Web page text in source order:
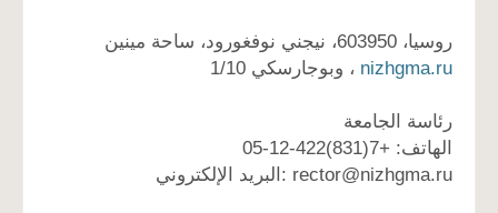
روسيا، 603950، نيجني نوفغورود، ساحة مينين
وبوجارسكي 1/10 ، nizhgma.ru
رئاسة الجامعة
الهاتف: +7(831)422-12-05
البريد الإلكتروني: rector@nizhgma.ru